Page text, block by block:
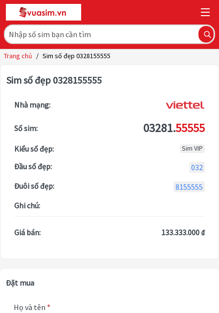
Trang chủ / Sim số đẹp 0328155555
Sim số đẹp 0328155555
Nhà mạng:
Số sim: 03281.55555
Kiểu số đẹp: Sim VIP
Đầu số đẹp:
032
Đuôi số đẹp:
8155555
Ghi chú:
Giá bán: 133.333.000 ₫
Đặt mua
Họ và tên *